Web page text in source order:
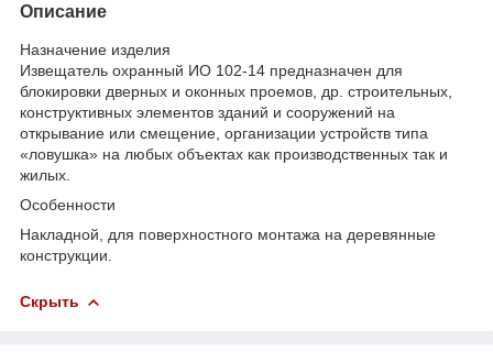
Описание
Назначение изделия
Извещатель охранный ИО 102-14 предназначен для
блокировки дверных и оконных проемов, др. строительных,
конструктивных элементов зданий и сооружений на
открывание или смещение, организации устройств типа
«ловушка» на любых объектах как производственных так и
жилых.
Особенности
Накладной, для поверхностного монтажа на деревянные
конструкции.
Скрыть